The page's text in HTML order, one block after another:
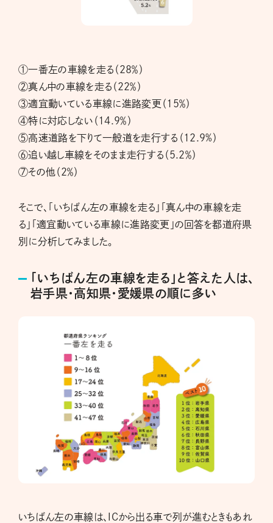
①一番左の車線を走る（28％）
②真ん中の車線を走る（22％）
③適宜動いている車線に進路変更（15％）
④特に対応しない（14.9％）
⑤高速道路を下りて一般道を走行する（12.9%）
⑥追い越し車線をそのまま走行する（5.2％）
⑦その他（2％）
そこで、「いちばん左の車線を走る」「真ん中の車線を走
る」「適宜動いている車線に進路変更」の回答を都道府県
別に分析してみました。
「いちばん左の車線を走る」と答えた人は、
岩手県・高知県・愛媛県の順に多い
いちばん左の車線は、ICから出る車で列が進むときもあれ